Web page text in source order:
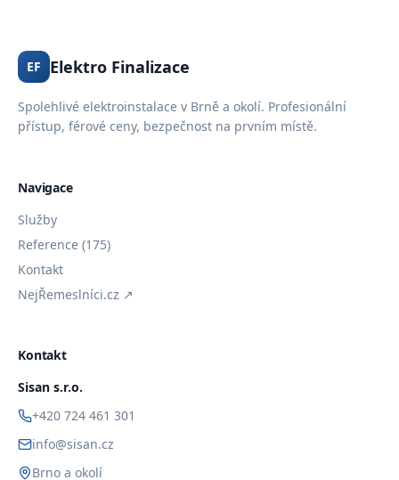
EF Elektro Finalizace
Spolehlivé elektroinstalace v Brně a okolí. Profesionální
přístup, férové ceny, bezpečnost na prvním místě.
Navigace
Služby
Reference (175)
Kontakt
NejŘemeslníci.cz ↗
Kontakt
Sisan s.r.o.
+420 724 461 301
info@sisan.cz
Brno a okolí